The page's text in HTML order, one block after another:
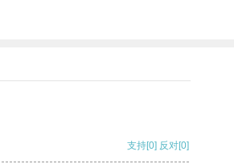
支持[0] 反对[0]